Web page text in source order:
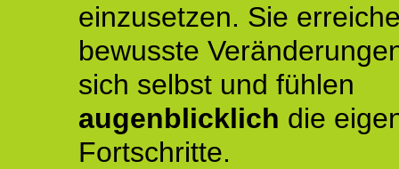
einzusetzen. Sie
bewusste
sich selbst und fühlen
augenblicklich die
Fortschritte.